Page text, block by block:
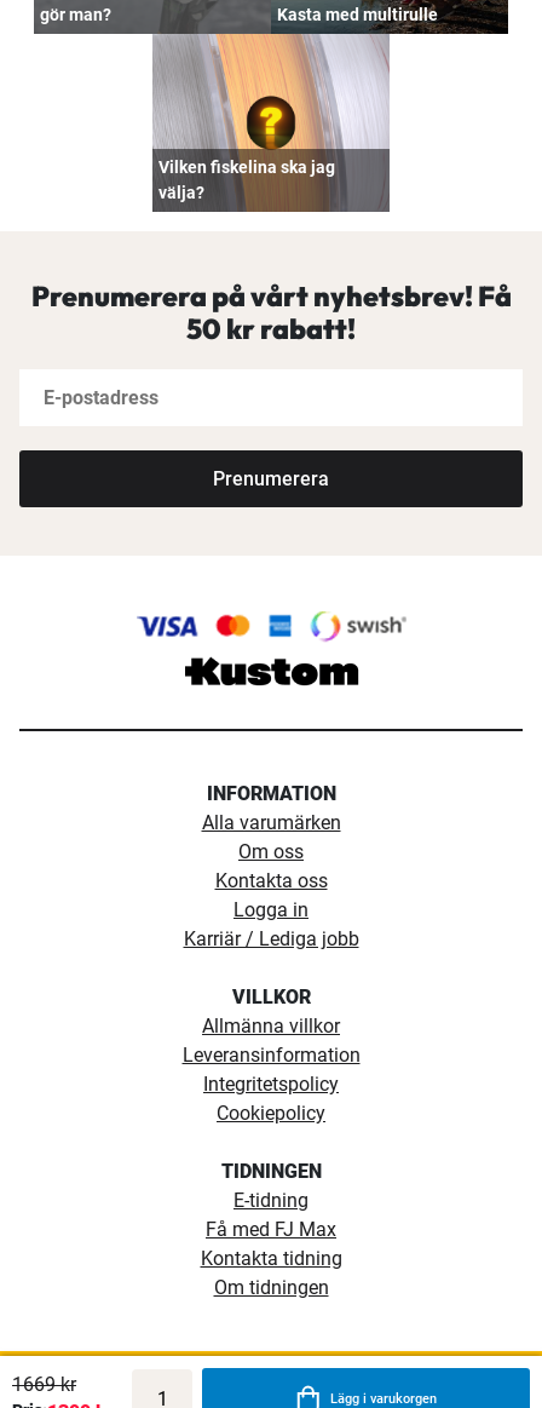
gör man?
Kasta med multirulle
Vilken fiskelina ska jag
välja?
Prenumerera på vårt nyhetsbrev! Få
50 kr rabatt!
Prenumerera
INFORMATION
Alla varumärken
Om oss
Kontakta oss
Logga in
Karriär / Lediga jobb
VILLKOR
Allmänna villkor
Leveransinformation
Integritetspolicy
Cookiepolicy
TIDNINGEN
E-tidning
Få med FJ Max
Kontakta tidning
Om tidningen
1669 kr
Lägg i varukorgen